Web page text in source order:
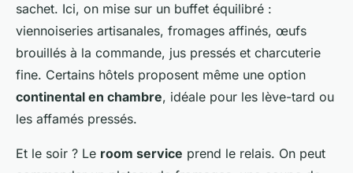
sachet. Ici, on mise sur un buffet équilibré :
viennoiseries artisanales, fromages affinés, œufs
brouillés à la commande, jus pressés et charcuterie
fine. Certains hôtels proposent même une option
continental en chambre, idéale pour les lève-tard ou
les affamés pressés.
Et le soir ? Le room service prend le relais. On peut